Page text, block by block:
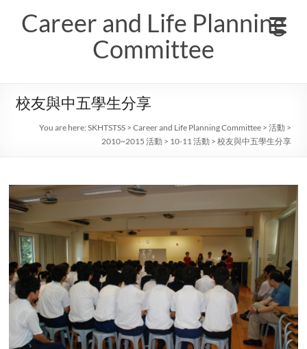
contentCareer and Life Planning
Committee
校友與中五學生分享
You are here:SKHTSTSS >Career and Life Planning Committee >活動 >
2010~2015 活動 > 10-11 活動 >校友與中五學生分享